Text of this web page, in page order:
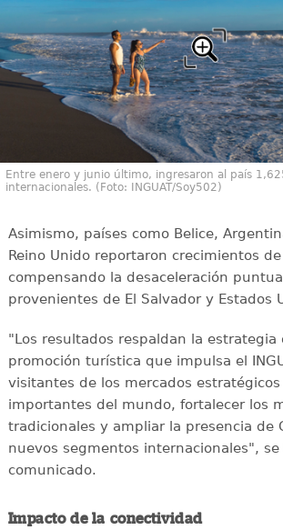
Entre enero y junio último, ingresaron al país
internacionales. (Foto: INGUAT/Soy502)
Asimismo, países como Belice,
Reino Unido reportaron crecimientos
compensando la desaceleración
provenientes de El Salvador y Estados
"Los resultados respaldan la estrategia
promoción turística que impulsa el
visitantes de los mercados estratégicos
importantes del mundo, fortalecer los
tradicionales y ampliar la presencia de
nuevos segmentos internacionales", se
comunicado.
Impacto de la conectividad